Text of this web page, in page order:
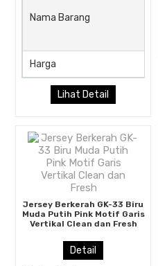
Nama Barang
Harga
Lihat Detail
Jersey Berkerah GK-33 Biru
Muda Putih Pink Motif Garis
Vertikal Clean dan Fresh
Detail